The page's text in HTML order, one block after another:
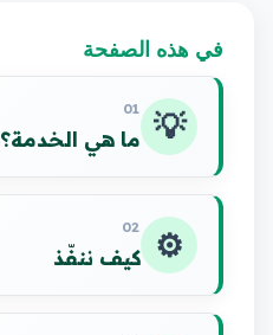
في هذه الصفحة
💡
01
ما هي الخدمة؟
⚙️
02
كيف ننفّذ